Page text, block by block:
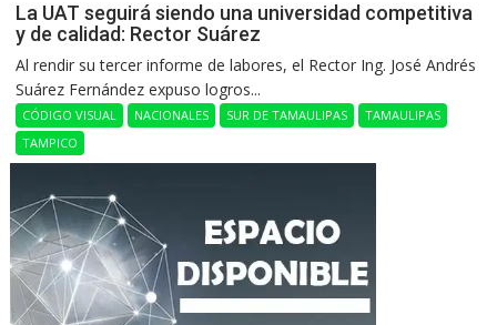
La UAT seguirá siendo una universidad competitiva
y de calidad: Rector Suárez
Al rendir su tercer informe de labores, el Rector Ing. José Andrés
Suárez Fernández expuso logros...
CÓDIGO VISUAL NACIONALES SUR DE TAMAULIPAS
TAMAULIPAS
TAMPICO